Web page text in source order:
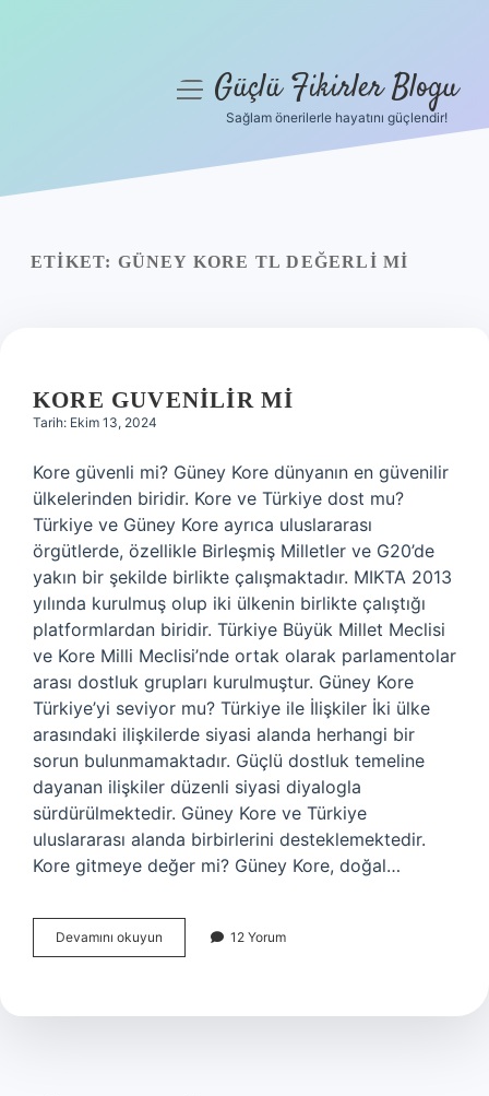
Yasal Uyarı
menüyüGüçlü Fikirler Blogu
Sağlam önerilerle hayatını güçlendir!
ETIKET: GÜNEY KORE TL DEĞERLI MI
KORE GUVENILIR MI
Tarih: Ekim 13, 2024
Kore güvenli mi? Güney Kore dünyanın en güvenilir
ülkelerinden biridir. Kore ve Türkiye dost mu?
Türkiye ve Güney Kore ayrıca uluslararası
örgütlerde, özellikle Birleşmiş Milletler ve G20’de
yakın bir şekilde birlikte çalışmaktadır. MIKTA 2013
yılında kurulmuş olup iki ülkenin birlikte çalıştığı
platformlardan biridir. Türkiye Büyük Millet Meclisi
ve Kore Milli Meclisi’nde ortak olarak parlamentolar
arası dostluk grupları kurulmuştur. Güney Kore
Türkiye’yi seviyor mu? Türkiye ile İlişkiler İki ülke
arasındaki ilişkilerde siyasi alanda herhangi bir
sorun bulunmamaktadır. Güçlü dostluk temeline
dayanan ilişkiler düzenli siyasi diyalogla
sürdürülmektedir. Güney Kore ve Türkiye
uluslararası alanda birbirlerini desteklemektedir.
Kore gitmeye değer mi? Güney Kore, doğal…
Devamını okuyun
Guvenilir
12 Yorum